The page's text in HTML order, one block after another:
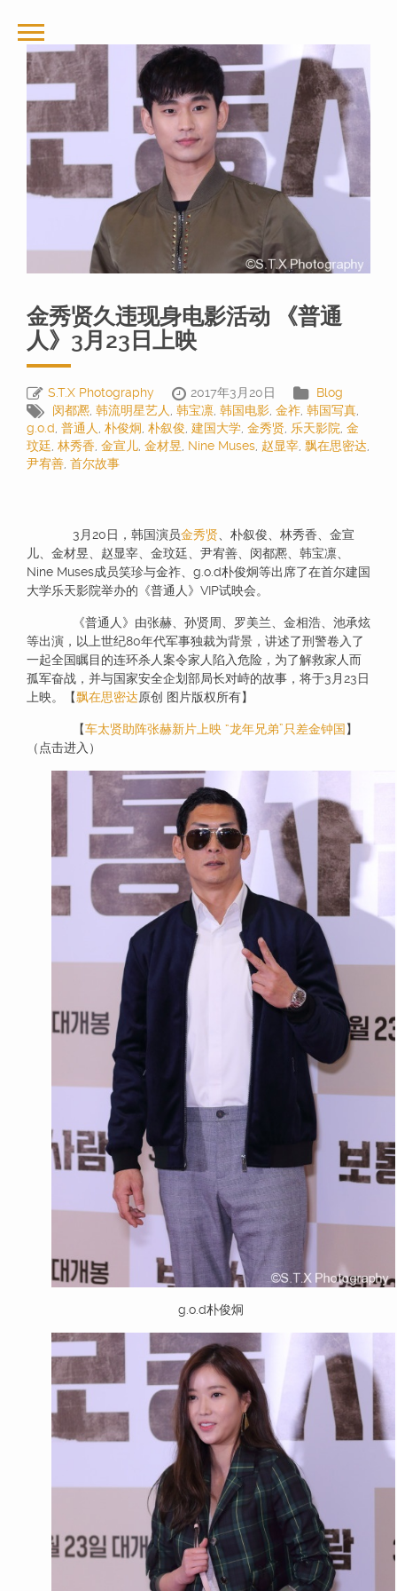
金秀贤久违现身电影活动 《普通
人》3月23日上映
S.T.X Photography 2017年3月20日
Blog
闵都凞, 韩流明星艺人, 韩宝凛, 韩国电影, 金祚, 韩国写真,
g.o.d, 普通人, 朴俊炯, 朴叙俊, 建国大学, 金秀贤, 乐天影院, 金
玟廷, 林秀香, 金宣儿, 金材昱, Nine Muses, 赵显宰, 飘在思密达,
尹宥善, 首尔故事
3月20日，韩国演员金秀贤、朴叙俊、林秀香、金宣
儿、金材昱、赵显宰、金玟廷、尹宥善、闵都凞、韩宝凛、
Nine Muses成员笑珍与金祚、g.o.d朴俊炯等出席了在首尔建国
大学乐天影院举办的《普通人》VIP试映会。
《普通人》由张赫、孙贤周、罗美兰、金相浩、池承炫
等出演，以上世纪80年代军事独裁为背景，讲述了刑警卷入了
一起全国瞩目的连环杀人案令家人陷入危险，为了解救家人而
孤军奋战，并与国家安全企划部局长对峙的故事，将于3月23日
上映。【飘在思密达原创 图片版权所有】
【车太贤助阵张赫新片上映 “龙年兄弟”只差金钟国 】
（点击进入）
g.o.d朴俊炯